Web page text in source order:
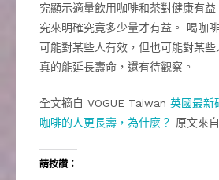
究顯示適量飲用咖啡和茶對健康有
究來明確究竟多少量才有益。 喝咖
可能對某些人有效，但也可能對某
真的能延長壽命，還有待觀察。
全文摘自 VOGUE Taiwan 英國最新
咖啡的人更長壽，為什麼？ 原文來自
請按讚：